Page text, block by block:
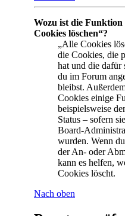
Wozu ist die Funktion
Cookies löschen“?
„Alle Cookies
die Cookies, die
hat und die dafür
du im Forum
bleibst.
Cookies einige
beispielsweise
Status – sofern
Board-
wurden. Wenn
der An- oder
kann es helfen,
Cookies löscht.
Nach oben